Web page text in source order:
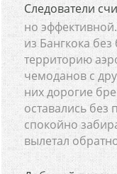
Следователи
но
из Бангкока
территорию
чемоданов с
них дорогие
оставались без
спокойно
вылетал